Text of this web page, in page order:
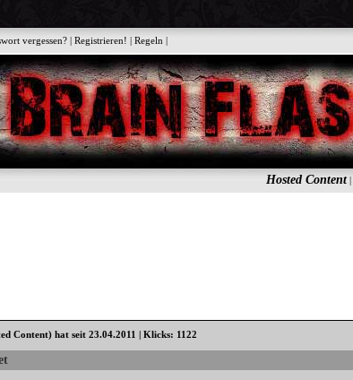
vergessen? |Registrieren! |Regeln |
Hosted Content|
Content) hat seit 23.04.2011 | Klicks: 1122